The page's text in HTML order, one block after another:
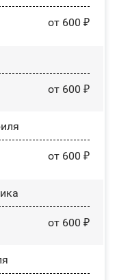
от 600 ₽
от 600 ₽
от 600 ₽
от 600 ₽